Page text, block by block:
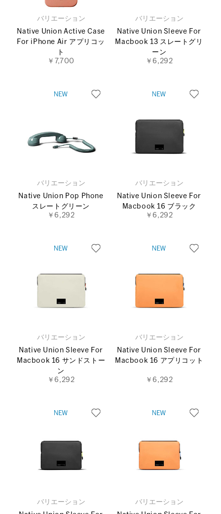
バリエーション
Native Union Active Case
For iPhone Air アプリコッ
ト
￥7,700
バリエーション
Native Union Sleeve For
Macbook 13 スレートグリ
ーン
￥6,292
バリエーション
Native Union Pop Phone
スレートグリーン
￥6,292
バリエーション
Native Union Sleeve For
Macbook 16 ブラック
￥6,292
バリエーション
Native Union Sleeve For
Macbook 16 サンドストー
ン
￥6,292
バリエーション
Native Union Sleeve For
Macbook 16 アプリコット
￥6,292
バリエーション
バリエーション